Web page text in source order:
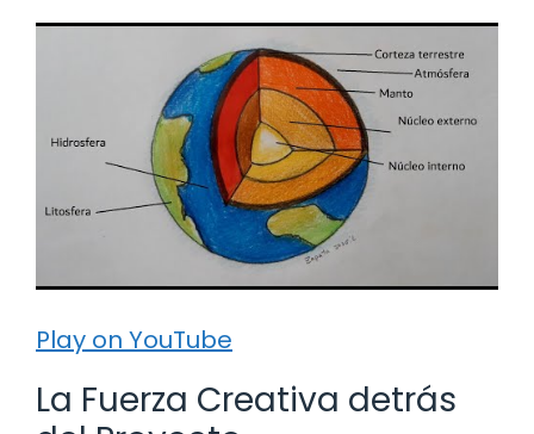
Play on YouTube
La Fuerza Creativa detrás